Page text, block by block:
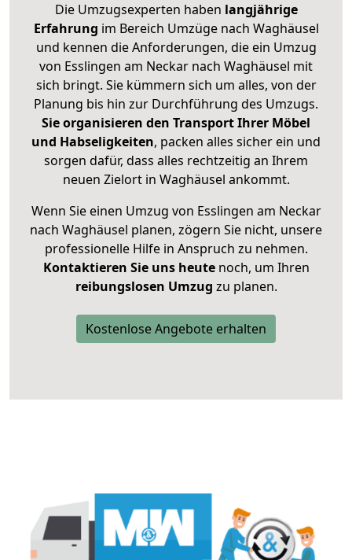
Die Umzugsexperten haben langjährige
Erfahrung im Bereich Umzüge nach Waghäusel
und kennen die Anforderungen, die ein Umzug
von Esslingen am Neckar nach Waghäusel mit
sich bringt. Sie kümmern sich um alles, von der
Planung bis hin zur Durchführung des Umzugs.
Sie organisieren den Transport Ihrer Möbel
und Habseligkeiten, packen alles sicher ein und
sorgen dafür, dass alles rechtzeitig an Ihrem
neuen Zielort in Waghäusel ankommt.
Wenn Sie einen Umzug von Esslingen am Neckar
nach Waghäusel planen, zögern Sie nicht, unsere
professionelle Hilfe in Anspruch zu nehmen.
Kontaktieren Sie uns heutenoch, um Ihren
reibungslosen Umzug zu planen.
Kostenlose Angebote erhalten